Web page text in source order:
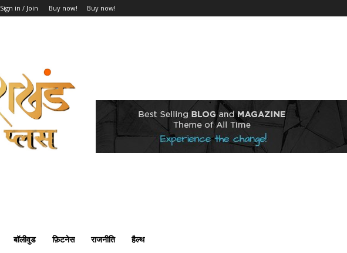
Sign in / Join Buy now! Buy now!
बॉलीवुड फ़िटनेस राजनीति हैल्थ